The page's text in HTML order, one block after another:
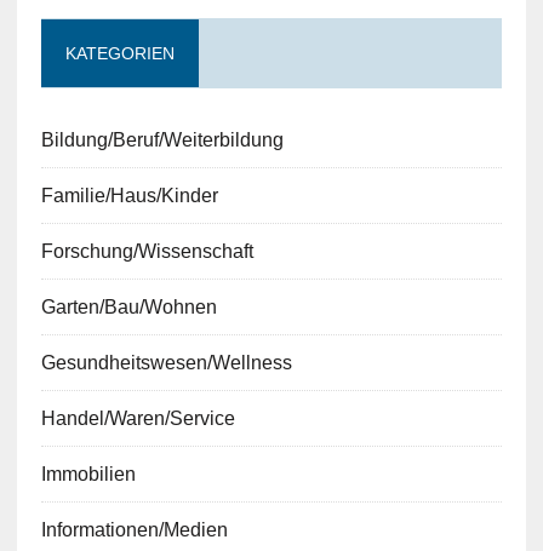
KATEGORIEN
Bildung/Beruf/Weiterbildung
Familie/Haus/Kinder
Forschung/Wissenschaft
Garten/Bau/Wohnen
Gesundheitswesen/Wellness
Handel/Waren/Service
Immobilien
Informationen/Medien